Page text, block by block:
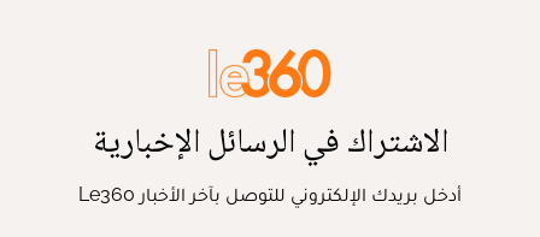
الاشتراك في الرسائل الإخبارية
أدخل بريدك الإلكتروني للتوصل بآخر الأخبار Le360